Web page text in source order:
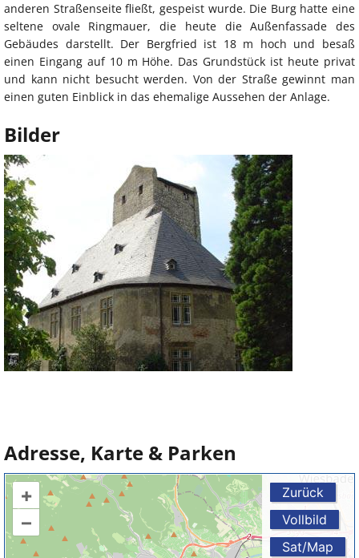
anderen Straßenseite fließt, gespeist wurde. Die Burg hatte eine
seltene ovale Ringmauer, die heute die Außenfassade des
Gebäudes darstellt. Der Bergfried ist 18 m hoch und besaß
einen Eingang auf 10 m Höhe. Das Grundstück ist heute privat
und kann nicht besucht werden. Von der Straße gewinnt man
einen guten Einblick in das ehemalige Aussehen der Anlage.
Bilder
Adresse, Karte & Parken